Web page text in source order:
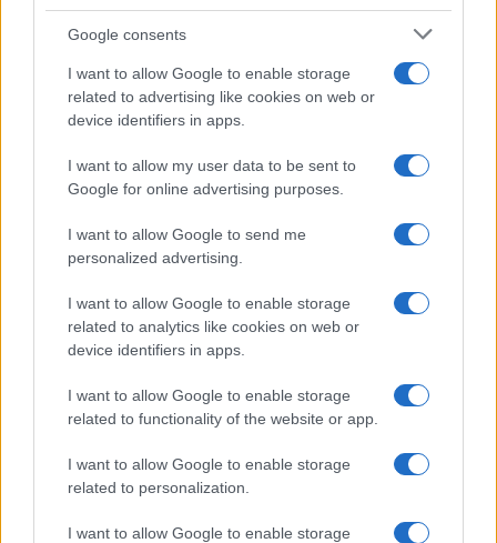
Google consents
I want to allow Google to enable storage
related to advertising like cookies on web or
device identifiers in apps.
I want to allow my user data to be sent to
Google for online advertising purposes.
I want to allow Google to send me
personalized advertising.
I want to allow Google to enable storage
related to analytics like cookies on web or
device identifiers in apps.
I want to allow Google to enable storage
related to functionality of the website or app.
I want to allow Google to enable storage
related to personalization.
I want to allow Google to enable storage
a quelli più fantastici, come mostri e spiriti maligni.
Questi ingredienti si mescolano per generare il
terrore che caratterizza i film horror più iconici.1
AUTORE
AiAdhubMedia